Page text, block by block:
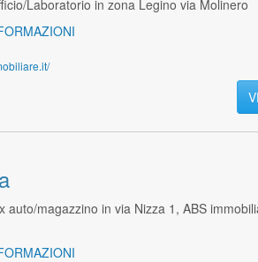
Laboratorio in zona Legino via Molinero
auto/magazzino in via Nizza 1, ABS